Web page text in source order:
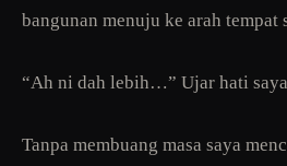
bangunan menuju ke arah tempat
“Ah ni dah lebih…” Ujar hati
Tanpa membuang masa saya